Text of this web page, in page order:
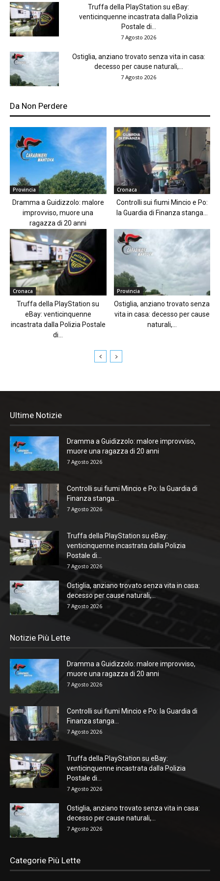
Truffa della PlayStation su eBay:
venticinquenne incastrata dalla Polizia
Postale di...
7 Agosto 2026
Ostiglia, anziano trovato senza vita in casa:
decesso per cause naturali,...
7 Agosto 2026
Da Non Perdere
Provincia
Dramma a Guidizzolo: malore
improvviso, muore una
ragazza di 20 anni
Cronaca
Controlli sui fiumi Mincio e Po:
la Guardia di Finanza stanga...
Cronaca
Truffa della PlayStation su
eBay: venticinquenne
incastrata dalla Polizia Postale
di...
Provincia
Ostiglia, anziano trovato senza
vita in casa: decesso per cause
naturali,...
Ultime Notizie
Dramma a Guidizzolo: malore improvviso,
muore una ragazza di 20 anni
7 Agosto 2026
Controlli sui fiumi Mincio e Po: la Guardia di
Finanza stanga...
7 Agosto 2026
Truffa della PlayStation su eBay:
venticinquenne incastrata dalla Polizia
Postale di...
7 Agosto 2026
Ostiglia, anziano trovato senza vita in casa:
decesso per cause naturali,...
7 Agosto 2026
Notizie Più Lette
Dramma a Guidizzolo: malore improvviso,
muore una ragazza di 20 anni
7 Agosto 2026
Controlli sui fiumi Mincio e Po: la Guardia di
Finanza stanga...
7 Agosto 2026
Truffa della PlayStation su eBay:
venticinquenne incastrata dalla Polizia
Postale di...
7 Agosto 2026
Ostiglia, anziano trovato senza vita in casa:
decesso per cause naturali,...
7 Agosto 2026
Categorie Più Lette